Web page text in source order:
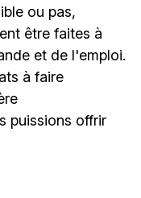
ou pas,
être faites à
et de l'emploi.
à faire
puissions offrir